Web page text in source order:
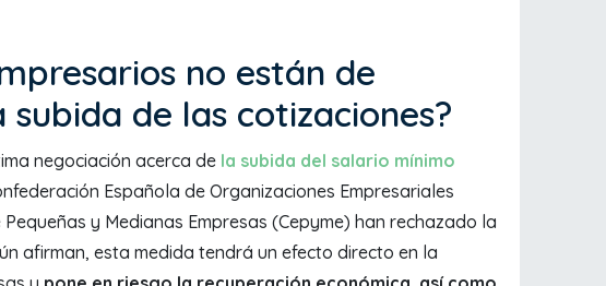
no están de
de las cotizaciones?
negociación acerca de la subida del salario mínimo
Española de Organizaciones Empresariales
y Medianas Empresas (Cepyme) han rechazado la
afirman, esta medida tendrá un efecto directo en la